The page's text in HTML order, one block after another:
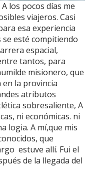
los pocos días me
viajeros. Casi
esa experiencia
se esté compitiendo
espacial,
tantos, para
misionero, que
en la provincia
atributos
sobresaliente, A
ni económicas. ni
logia. A mí,que mis
que
estuve allí. Fui el
de la llegada del